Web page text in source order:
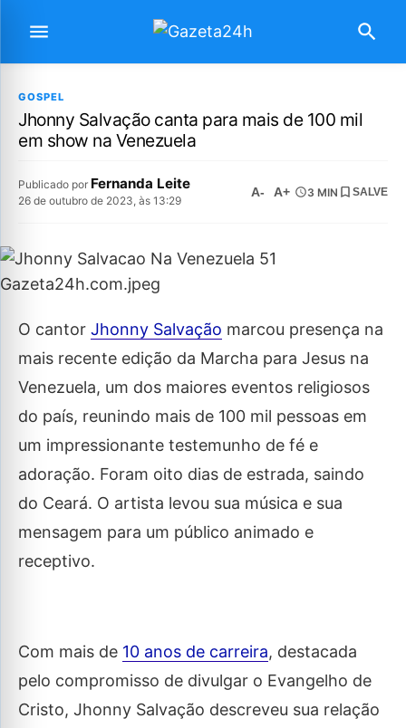
GOSPEL
Jhonny Salvação canta para mais de 100 mil
em show na Venezuela
Publicado por Fernanda Leite
26 de outubro de 2023, às 13:29
A- A+ 3 MIN SALVE
O cantor Jhonny Salvação marcou presença na
mais recente edição da Marcha para Jesus na
Venezuela, um dos maiores eventos religiosos
do país, reunindo mais de 100 mil pessoas em
um impressionante testemunho de fé e
adoração. Foram oito dias de estrada, saindo
do Ceará. O artista levou sua música e sua
mensagem para um público animado e
receptivo.
Com mais de 10 anos de carreira, destacada
pelo compromisso de divulgar o Evangelho de
Cristo, Jhonny Salvação descreveu sua relação